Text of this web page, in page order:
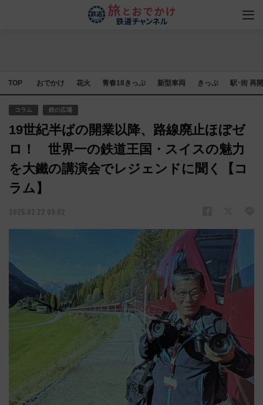
TOP おでかけ 花火 青春18きっぷ 新型車両 きっぷ 駅･街 再
コラム 鉄の広場
19世紀半ばの開業以降、路線廃止ほぼゼ
ロ！ 世界一の鉄道王国・スイスの魅力
を大鐵の講演会でレジェンドに聞く【コ
ラム】
2025.02.22 09:02